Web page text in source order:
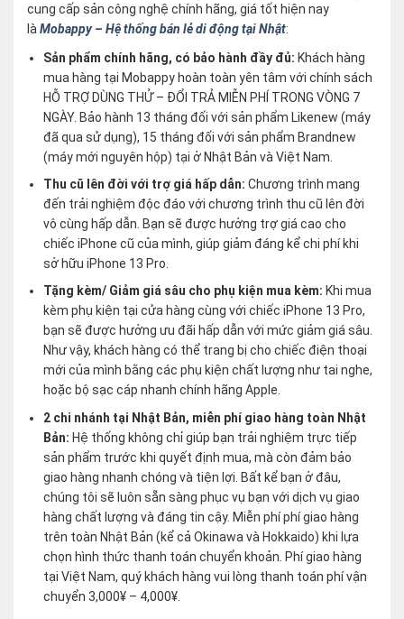
cung cấp sản công nghệ chính hãng, giá tốt hiện nay
là Mobappy – Hệ thống bán lẻ di động tại Nhật:
Sản phẩm chính hãng, có bảo hành đầy đủ: Khách hàng
mua hàng tại Mobappy hoàn toàn yên tâm với chính sách
HỖ TRỢ DÙNG THỬ – ĐỔI TRẢ MIỄN PHÍ TRONG VÒNG 7
NGÀY. Bảo hành 13 tháng đối với sản phẩm Likenew (máy
đã qua sử dụng), 15 tháng đối với sản phẩm Brandnew
(máy mới nguyên hộp) tại ở Nhật Bản và Việt Nam.
Thu cũ lên đời với trợ giá hấp dẫn:Chương trình mang
đến trải nghiệm độc đáo với chương trình thu cũ lên đời
vô cùng hấp dẫn. Bạn sẽ được hưởng trợ giá cao cho
chiếc iPhone cũ của mình, giúp giảm đáng kể chi phí khi
sở hữu iPhone 13 Pro.
Tặng kèm/ Giảm giá sâu cho phụ kiện mua kèm: Khi mua
kèm phụ kiện tại cửa hàng cùng với chiếc iPhone 13 Pro,
bạn sẽ được hưởng ưu đãi hấp dẫn với mức giảm giá sâu.
Như vậy, khách hàng có thể trang bị cho chiếc điện thoại
mới của mình bằng các phụ kiện chất lượng như tai nghe,
hoặc bộ sạc cáp nhanh chính hãng Apple.
2 chi nhánh tại Nhật Bản, miễn phí giao hàng toàn Nhật
Bản: Hệ thống không chỉ giúp bạn trải nghiệm trực tiếp
sản phẩm trước khi quyết định mua, mà còn đảm bảo
giao hàng nhanh chóng và tiện lợi. Bất kể bạn ở đâu,
chúng tôi sẽ luôn sẵn sàng phục vụ bạn với dịch vụ giao
hàng chất lượng và đáng tin cậy. Miễn phí phí giao hàng
trên toàn Nhật Bản (kể cả Okinawa và Hokkaido) khi lựa
chọn hình thức thanh toán chuyển khoản. Phí giao hàng
tại Việt Nam, quý khách hàng vui lòng thanh toán phí vận
chuyển 3,000¥ – 4,000¥.